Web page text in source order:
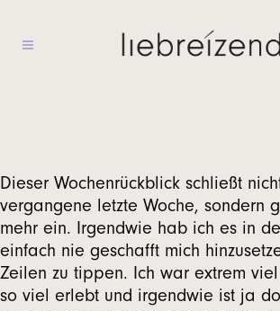
Dieser Wochenrückblick schließt
vergangene letzte Woche, sondern
mehr ein. Irgendwie hab ich es in
einfach nie geschafft mich
Zeilen zu tippen. Ich war extrem
so viel erlebt und irgendwie ist ja